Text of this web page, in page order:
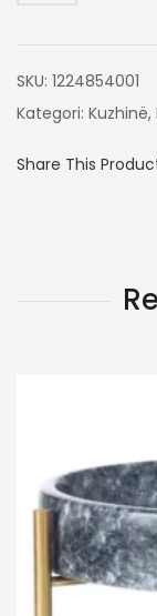
SKU: 1224854001
Kategori: Kuzhinë,
Share This